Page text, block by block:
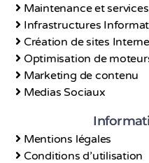
Maintenance et
Infrastructures
Création de sites
Optimisation de
Marketing de contenu
Medias Sociaux
Mentions légales
Conditions d’utilisation